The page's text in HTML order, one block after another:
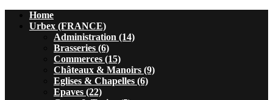
Home
Urbex (FRANCE)
Administration (14)
Brasseries (6)
Commerces (15)
Châteaux & Manoirs (9)
Eglises & Chapelles (6)
Epaves (22)